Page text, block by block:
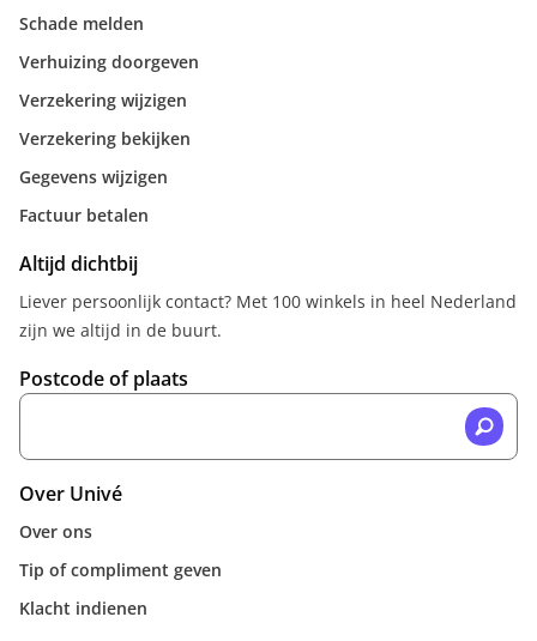
Schade melden
Verhuizing doorgeven
Verzekering wijzigen
Verzekering bekijken
Gegevens wijzigen
Factuur betalen
Altijd dichtbij
Liever persoonlijk contact? Met 100 winkels in heel Nederland
zijn we altijd in de buurt.
Postcode of plaats
Over Univé
Over ons
Tip of compliment geven
Klacht indienen